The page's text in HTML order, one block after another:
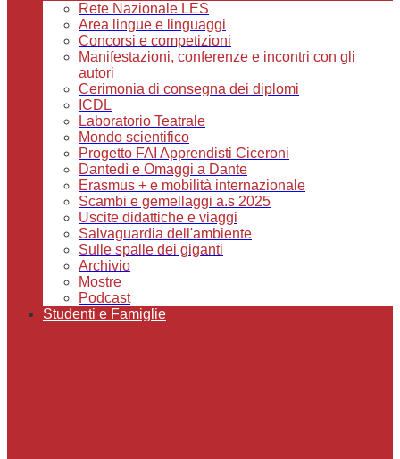
Rete Nazionale LES
Area lingue e linguaggi
Concorsi e competizioni
Manifestazioni, conferenze e incontri con gli
autori
Cerimonia di consegna dei diplomi
ICDL
Laboratorio Teatrale
Mondo scientifico
Progetto FAI Apprendisti Ciceroni
Dantedì e Omaggi a Dante
Erasmus + e mobilità internazionale
Scambi e gemellaggi a.s 2025
Uscite didattiche e viaggi
Salvaguardia dell'ambiente
Sulle spalle dei giganti
Archivio
Mostre
Podcast
Studenti e Famiglie